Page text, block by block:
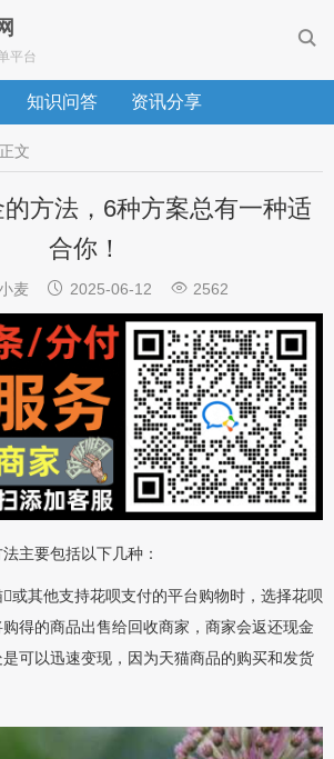

平台
知识问答 资讯分享
正文
方法，6种方案总有一种适
合你！
麦  2025-06-12  2562
主要包括以下几种：
或其他支持花呗支付的平台购物时，选择花呗
得的商品出售给回收商家，商家会返还现金
可以迅速变现，因为天猫商品的购买和发货